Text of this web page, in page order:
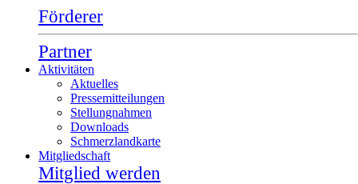
Förderer
Partner
Aktivitäten
Aktuelles
Pressemitteilungen
Stellungnahmen
Downloads
Schmerzlandkarte
Mitgliedschaft
Mitglied werden